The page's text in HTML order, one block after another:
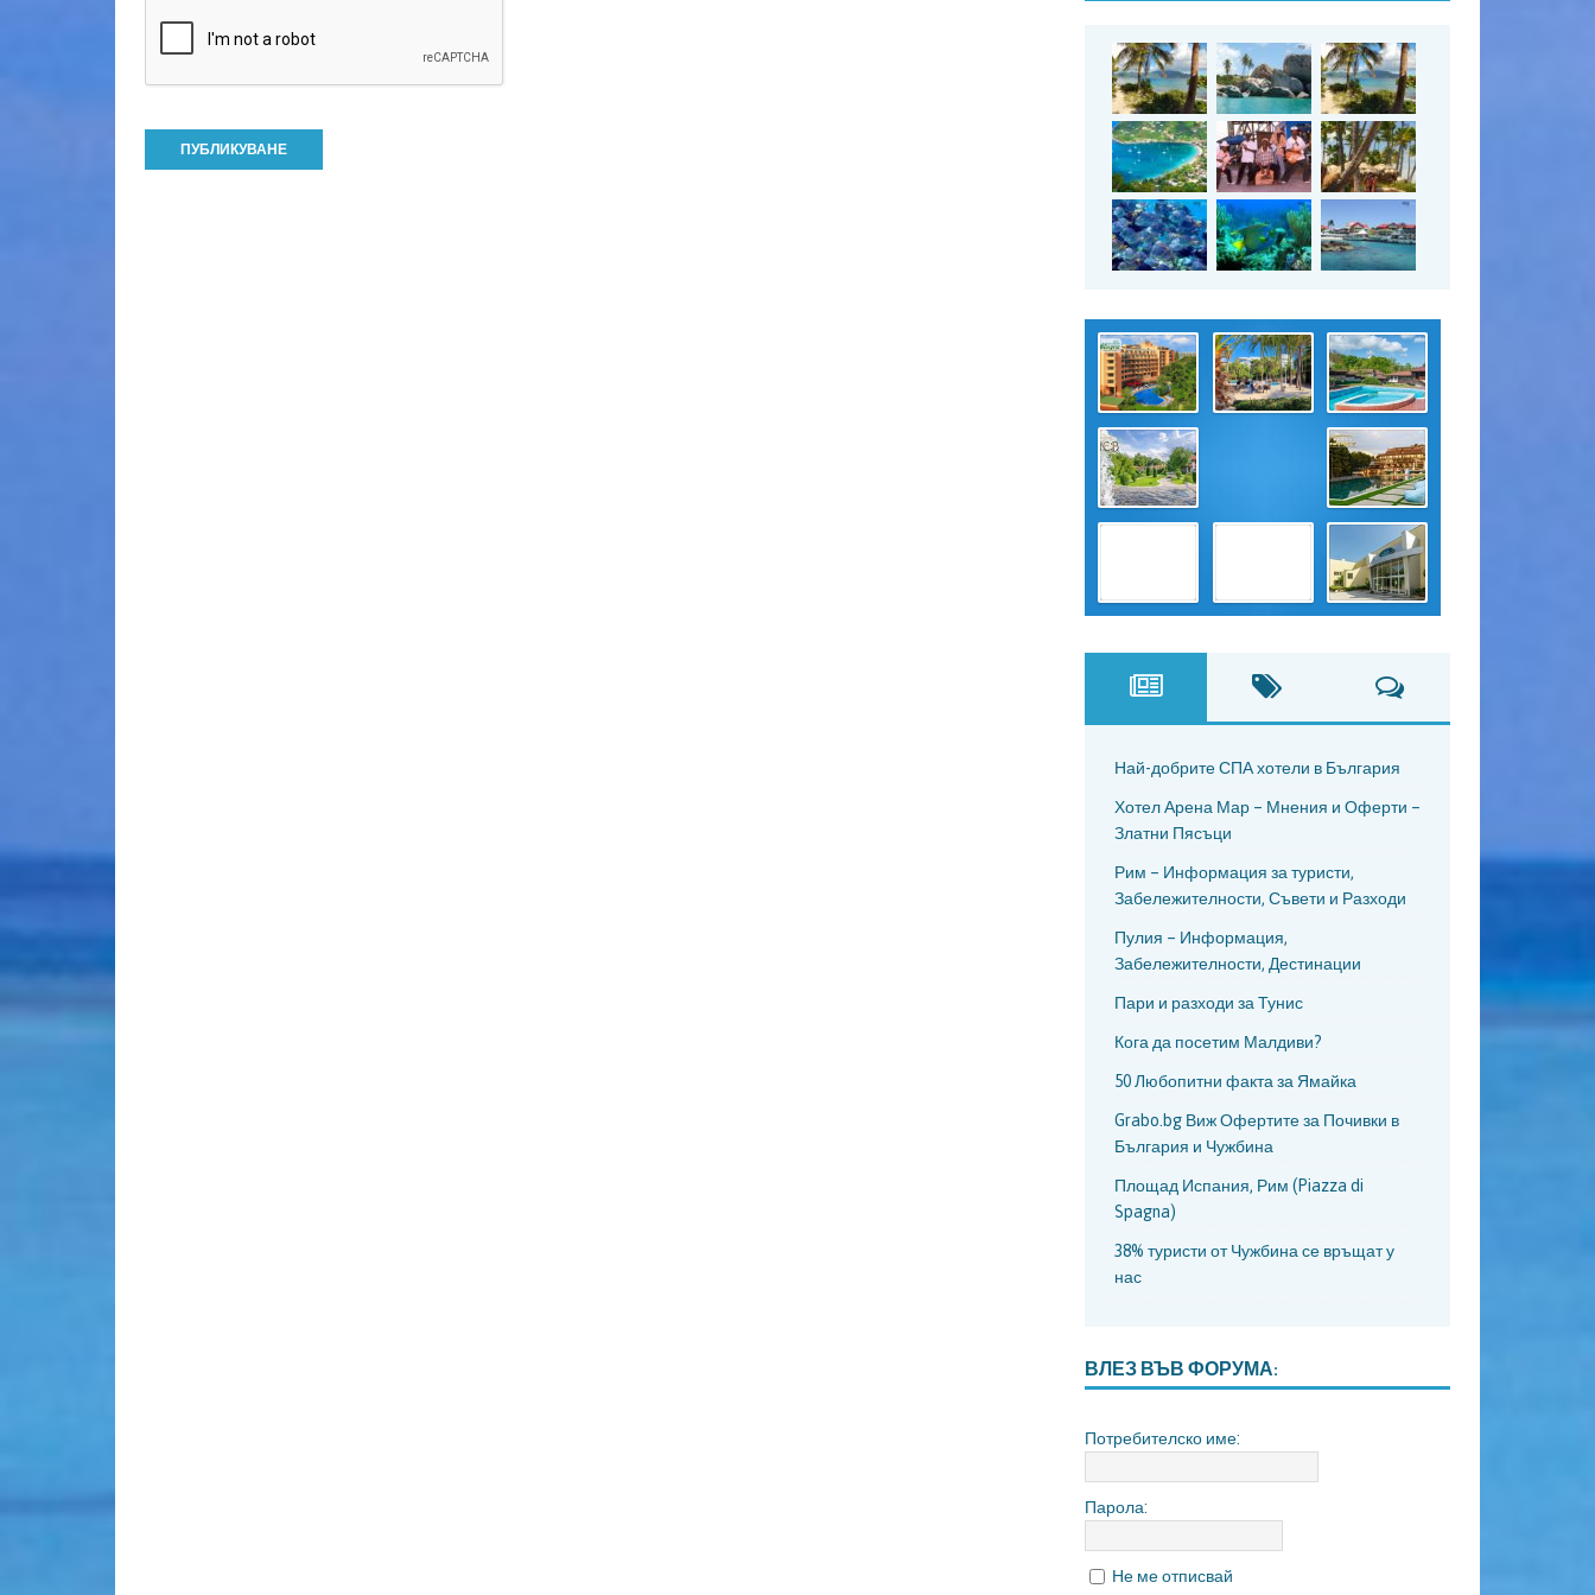
Най-добрите СПА хотели в България
Хотел Арена Мар – Мнения и Оферти –
Златни Пясъци
Рим – Информация за туристи,
Забележителности, Съвети и Разходи
Пулия – Информация,
Забележителности, Дестинации
Пари и разходи за Тунис
Кога да посетим Малдиви?
50 Любопитни факта за Ямайка
Grabo.bg Виж Офертите за Почивки в
България и Чужбина
Площад Испания, Рим (Piazza di
Spagna)
38% туристи от Чужбина се връщат у
нас
ВЛЕЗ ВЪВ ФОРУМА:
Потребителско име:
Парола:
Не ме отписвай